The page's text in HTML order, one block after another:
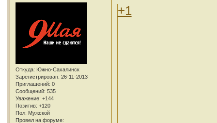
Откуда: Южно-Сахалинск
Зарегистрирован: 26-11-2013
Приглашений: 0
Сообщений: 535
Уважение: +144
Позитив: +120
Пол: Мужской
Провел на форуме:
+1